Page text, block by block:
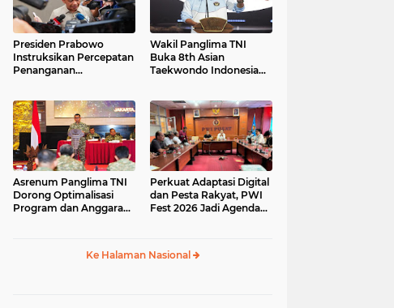
Presiden Prabowo
Instruksikan Percepatan
Penanganan
BBM
Wakil Panglima TNI
Buka 8th Asian
Taekwondo Indonesia
Asrenum Panglima TNI
Dorong Optimalisasi
Program dan Anggaran
Perkuat Adaptasi Digital
dan Pesta Rakyat, PWI
Fest 2026 Jadi Agenda
Ke Halaman Nasional